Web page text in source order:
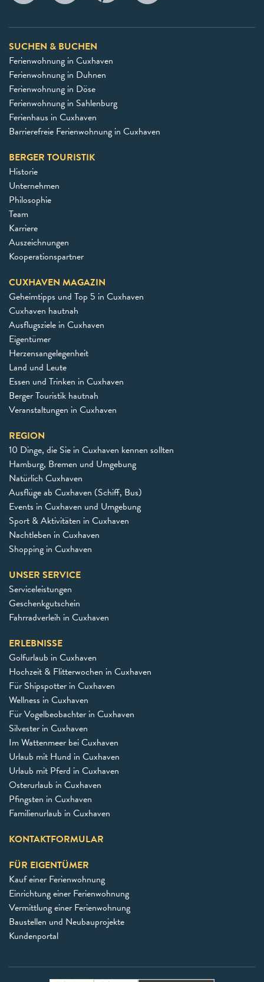
SUCHEN & BUCHEN
Ferienwohnung in Cuxhaven
Ferienwohnung in Duhnen
Ferienwohnung in Döse
Ferienwohnung in Sahlenburg
Ferienhaus in Cuxhaven
Barrierefreie Ferienwohnung in Cuxhaven
BERGER TOURISTIK
Historie
Unternehmen
Philosophie
Team
Karriere
Auszeichnungen
Kooperationspartner
CUXHAVEN MAGAZIN
Geheimtipps und Top 5 in Cuxhaven
Cuxhaven hautnah
Ausflugsziele in Cuxhaven
Eigentümer
Herzensangelegenheit
Land und Leute
Essen und Trinken in Cuxhaven
Berger Touristik hautnah
Veranstaltungen in Cuxhaven
REGION
10 Dinge, die Sie in Cuxhaven kennen sollten
Hamburg, Bremen und Umgebung
Natürlich Cuxhaven
Ausflüge ab Cuxhaven (Schiff, Bus)
Events in Cuxhaven und Umgebung
Sport & Aktivitäten in Cuxhaven
Nachtleben in Cuxhaven
Shopping in Cuxhaven
UNSER SERVICE
Serviceleistungen
Geschenkgutschein
Fahrradverleih in Cuxhaven
ERLEBNISSE
Golfurlaub in Cuxhaven
Hochzeit & Flitterwochen in Cuxhaven
Für Shipspotter in Cuxhaven
Wellness in Cuxhaven
Für Vogelbeobachter in Cuxhaven
Silvester in Cuxhaven
Im Wattenmeer bei Cuxhaven
Urlaub mit Hund in Cuxhaven
Urlaub mit Pferd in Cuxhaven
Osterurlaub in Cuxhaven
Pfingsten in Cuxhaven
Familienurlaub in Cuxhaven
KONTAKTFORMULAR
FÜR EIGENTÜMER
Kauf einer Ferienwohnung
Einrichtung einer Ferienwohnung
Vermittlung einer Ferienwohnung
Baustellen und Neubauprojekte
Kundenportal